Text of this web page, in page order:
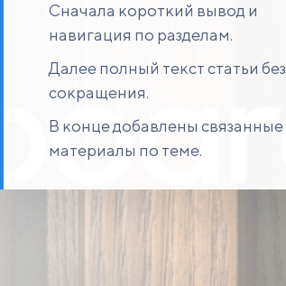
Сначала короткий вывод и
навигация по разделам.
Далее полный текст статьи без
сокращения.
В конце добавлены связанные
материалы по теме.